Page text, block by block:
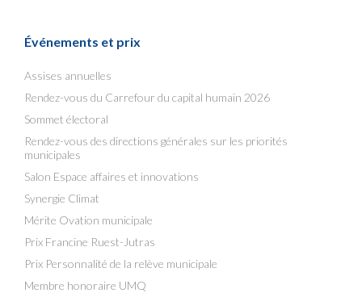
Événements et prix
Assises annuelles
Rendez-vous du Carrefour du capital humain 2026
Sommet électoral
Rendez-vous des directions générales sur les priorités
municipales
Salon Espace affaires et innovations
Synergie Climat
Mérite Ovation municipale
Prix Francine Ruest-Jutras
Prix Personnalité de la relève municipale
Membre honoraire UMQ